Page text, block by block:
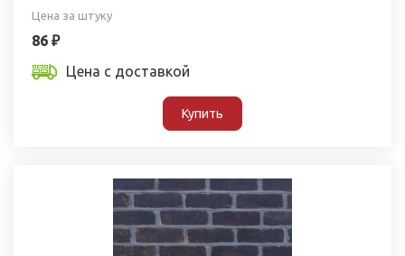
Цена за штуку
86 ₽
Цена с доставкой
Купить